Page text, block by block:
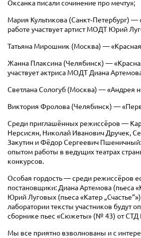
Оксанка писали сочинение про мечту»;
Мария Культикова (Санкт‑Петербург) —
работе участвует артист МОДТ Юрий
Татьяна Мирошник (Москва) —
Жанна Плаксина (Челябинск) —
участвует актриса МОДТ Диана
Светлана Сологуб (Москва) — «Андрея
Виктория Фролова (Челябинск) —
Среди приглашённых режиссёров —
Нерсисян, Николай Иванович Дручек,
Закутин и Фёдор Сергеевич
опытом работы в ведущих театрах
конкурсов.
Особая гордость — среди режиссёров
постановщики: Диана Артемова (пьеса
Юрий Луговых (пьеса «Катер
лаборатории тексты участников будут
сборнике пьес «Сюжеты» (№ 43) от
Мы все приятно взволнованы и с